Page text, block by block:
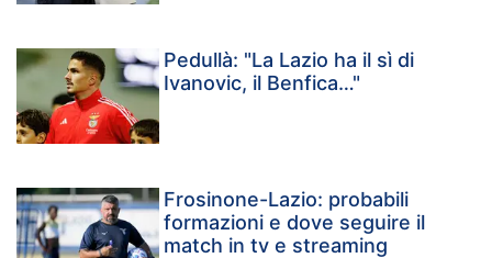
Pedullà: "La Lazio ha il sì di
Ivanovic, il Benfica…"
Frosinone-Lazio: probabili
formazioni e dove seguire il
match in tv e streaming